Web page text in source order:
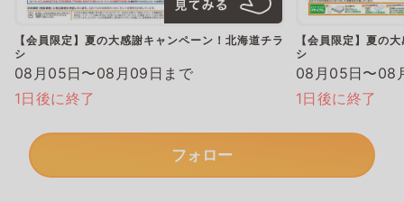
【会員限定】夏の大感謝キャンペーン！北海道チラ
シ
08月05日〜08月09日まで
1日後に終了
【会員限定】夏の
シ
08月05日〜08
1日後に終了
フォロー